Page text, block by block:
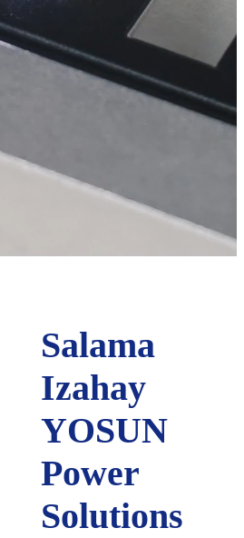
Salama
Izahay
YOSUN
Power
Solutions